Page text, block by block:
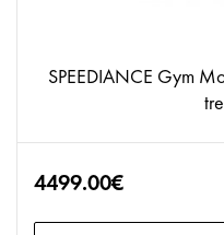
SPEEDIANCE Gym
4499.00€